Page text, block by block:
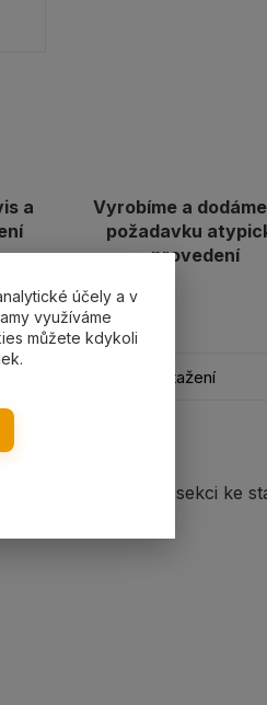
a
Vyrobíme a
požadavku
provedení
Ke stažení
dle výběru. V sekci ke
účely a v
využíváme
můžete kdykoli